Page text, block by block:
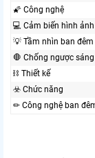
🌠 Công nghệ
💻 Cảm biến hình ảnh
💡 Tầm nhìn ban đêm
🛑 Chống ngược sáng
⛓ Thiết kế
☣️ Chức năng
✏ Công nghệ ban